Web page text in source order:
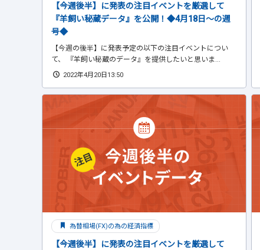
【今週後半】に発表の注目イベントを厳選して
『羊飼い秘蔵データ』を公開！◆4月18日～の週
号◆
【今週の後半】に発表予定の以下の注目イベントについ
て、 『羊飼い秘蔵のデータ』を提供したいと思いま...
2022年4月20日13:50
為替相場(FX)の為の経済指標
【今週後半】に発表の注目イベントを厳選して